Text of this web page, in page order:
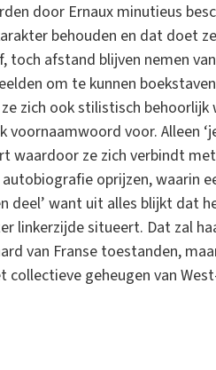
door Ernaux minutieus
behouden en dat doet
afstand blijven nemen
om te kunnen
zich ook stilistisch behoorlijk
voor. Alleen
waardoor ze zich verbindt
oprijzen, waarin
deel’ want uit alles blijkt dat
linkerzijde situeert. Dat zal
van Franse toestanden,
collectieve geheugen van